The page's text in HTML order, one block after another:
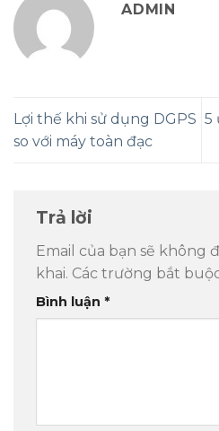
ADMIN
Lợi thế khi sử dụng DGPS
so với máy toàn đạc
5
Trả lời
Email của bạn sẽ không
khai. Các trường bắt
Bình luận *